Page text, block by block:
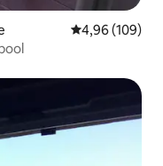
4,96 (109)